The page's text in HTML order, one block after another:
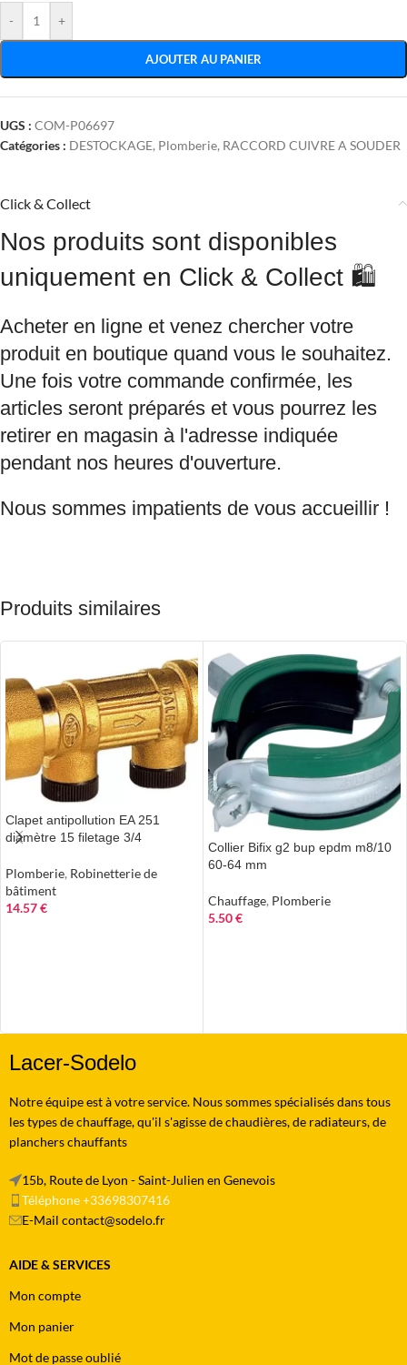
- +
AJOUTER AU PANIER
UGS : COM-P06697
Catégories : DESTOCKAGE, Plomberie, RACCORD CUIVRE A SOUDER
Click & Collect
Nos produits sont disponibles
uniquement en Click & Collect 🛍️
Acheter en ligne et venez chercher votre
produit en boutique quand vous le souhaitez.
Une fois votre commande confirmée, les
articles seront préparés et vous pourrez les
retirer en magasin à l'adresse indiquée
pendant nos heures d'ouverture.
Nous sommes impatients de vous accueillir !
Produits similaires
Clapet antipollution EA 251
diamètre 15 filetage 3/4
Plomberie, Robinetterie de
bâtiment
14.57€
Collier Bifix g2 bup epdm m8/10
60-64 mm
Chauffage, Plomberie
5.50€
Lacer-Sodelo
Notre équipe est à votre service. Nous sommes spécialisés dans tous
les types de chauffage, qu'il s'agisse de chaudières, de radiateurs, de
planchers chauffants
15b, Route de Lyon - Saint-Julien en Genevois
Téléphone +33698307416
E-Mail contact@sodelo.fr
AIDE & SERVICES
Mon compte
Mon panier
Mot de passe oublié